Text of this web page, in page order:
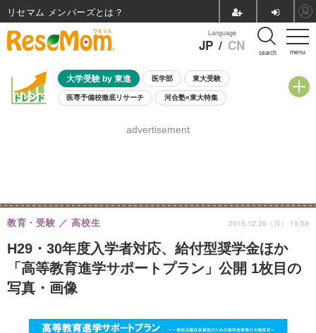
menu
Language
JP / CN search
大学受験 by 東進 医学部 東大受験
医専予備校徹底リサーチ 河合塾×東大特集
8月開催学校説明会・相談会
advertisement
H29・30年度入学者対応、給付型奨学金ほか
「高等教育進学サポートプラン」公開 1枚目の
写真・画像
教育・受験 高校生 2016.12.26（月） 19:58
リセマム メンバーズ